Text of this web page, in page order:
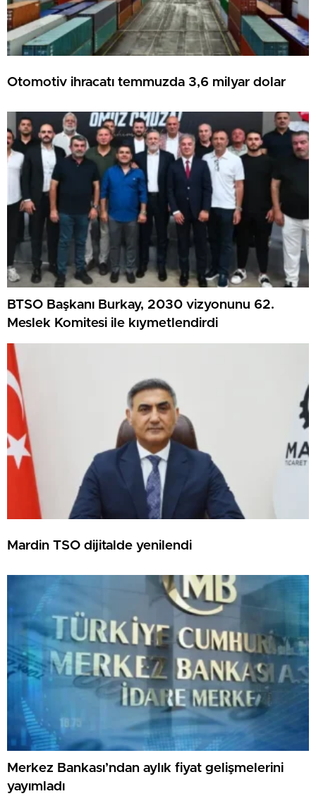
Otomotiv ihracatı temmuzda 3,6 milyar dolar
BTSO Başkanı Burkay, 2030 vizyonunu 62.
Meslek Komitesi ile kıymetlendirdi
Mardin TSO dijitalde yenilendi
Merkez Bankası’ndan aylık fiyat gelişmelerini
yayımladı